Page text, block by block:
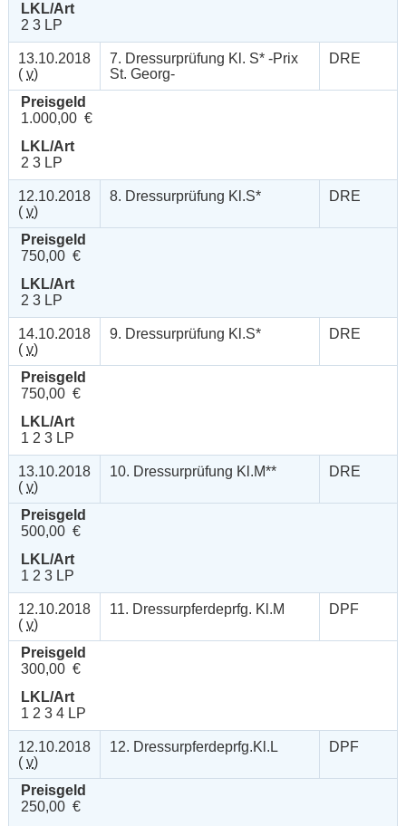
LKL/Art
2 3 LP
13.10.2018
( v)
7. Dressurprüfung Kl. S* -Prix
St. Georg-
DRE
Preisgeld
1.000,00 €
LKL/Art
2 3 LP
12.10.2018
( v)
8. Dressurprüfung Kl.S* DRE
Preisgeld
750,00 €
LKL/Art
2 3 LP
14.10.2018
( v)
9. Dressurprüfung Kl.S* DRE
Preisgeld
750,00 €
LKL/Art
1 2 3 LP
13.10.2018
( v)
10. Dressurprüfung Kl.M** DRE
Preisgeld
500,00 €
LKL/Art
1 2 3 LP
12.10.2018
( v)
11. Dressurpferdeprfg. Kl.M DPF
Preisgeld
300,00 €
LKL/Art
1 2 3 4 LP
12.10.2018
( v)
12. Dressurpferdeprfg.Kl.L DPF
Preisgeld
250,00 €